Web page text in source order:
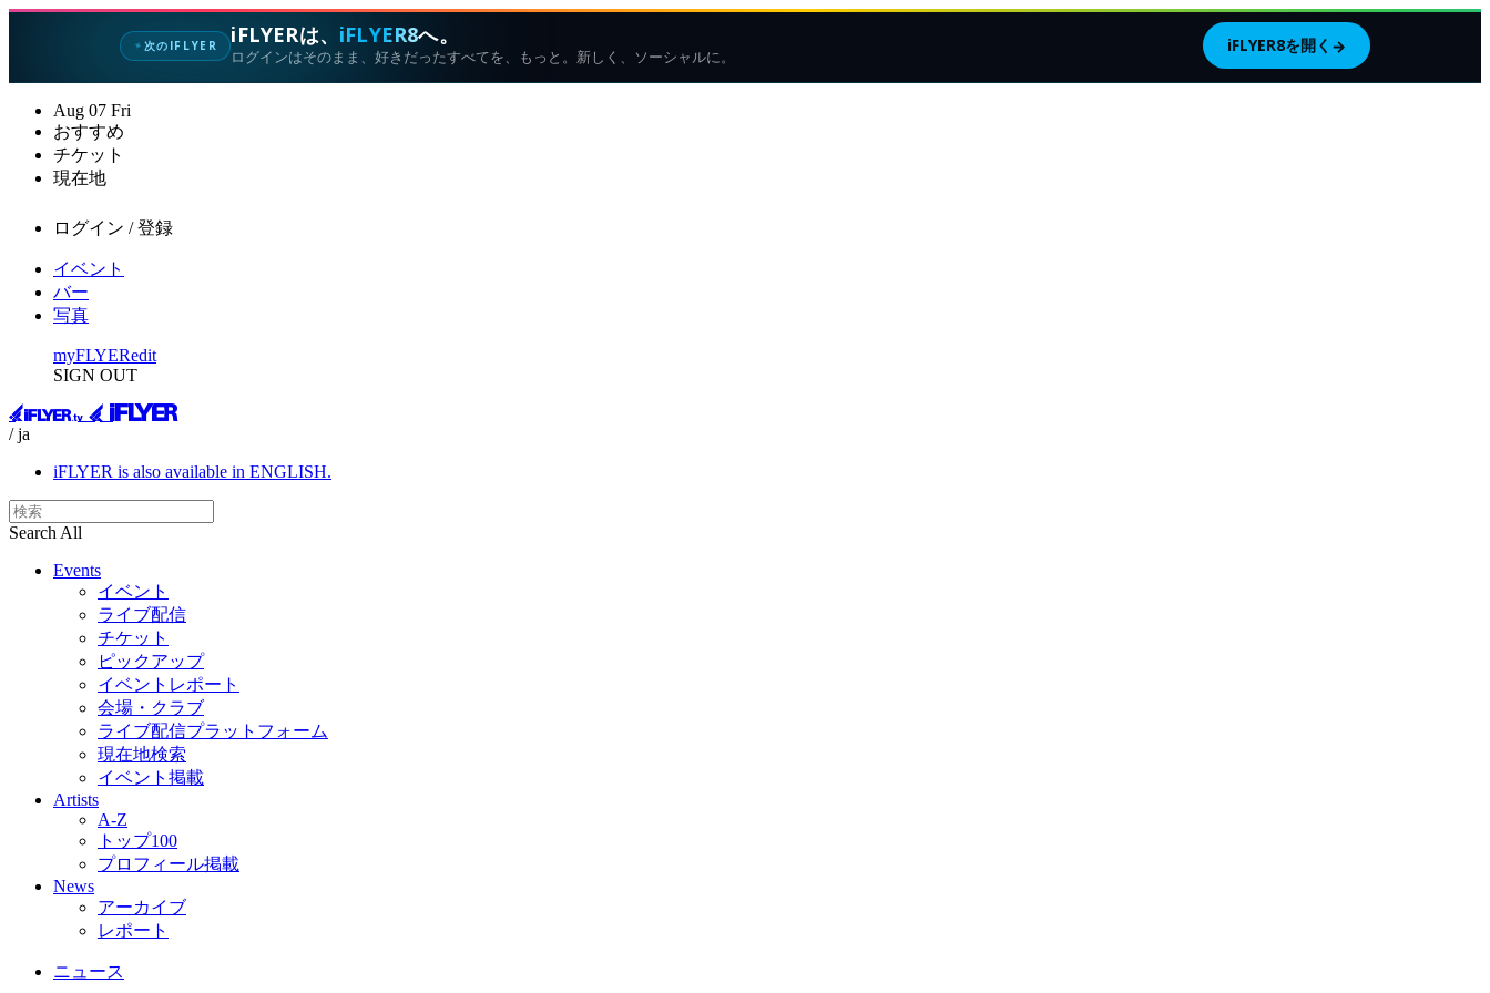
✦次のIFLYER iFLYERは、 iFLYER8へ。
ログインはそのまま、好きだったすべてを、もっと。新しく、ソーシャルに。
iFLYER8を開く →
Aug 07 Fri
おすすめ
チケット
現在地
ログイン / 登録
イベント
バー
写真
myFLYERedit
SIGN OUT
/ ja
iFLYER is also available in ENGLISH.
Search All
Events
イベント
ライブ配信
チケット
ピックアップ
イベントレポート
会場・クラブ
ライブ配信プラットフォーム
現在地検索
イベント掲載
Artists
A-Z
トップ100
プロフィール掲載
News
アーカイブ
レポート
ニュース